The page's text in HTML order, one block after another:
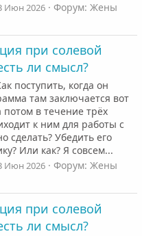
Июн 2026 Форум: Жены
при солевой
ли смысл?
поступить, когда он
там заключается вот
в течение трёх
к ним для работы с
сделать? Убедить его
Или как? Я совсем...
Июн 2026 Форум: Жены
при солевой
ли смысл?